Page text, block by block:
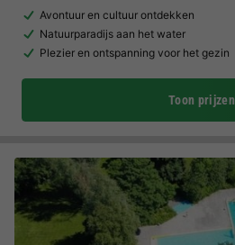
Avontuur en cultuur ontdekken
Natuurparadijs aan het water
Plezier en ontspanning voor het gezin
Toon prijzen